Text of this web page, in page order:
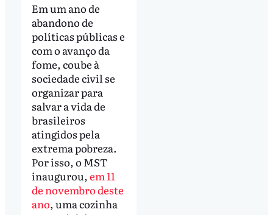
Em um ano de
abandono de
políticas públicas e
com o avanço da
fome, coube à
sociedade civil se
organizar para
salvar a vida de
brasileiros
atingidos pela
extrema pobreza.
Por isso, o MST
inaugurou, em 11
de novembro deste
ano, uma cozinha